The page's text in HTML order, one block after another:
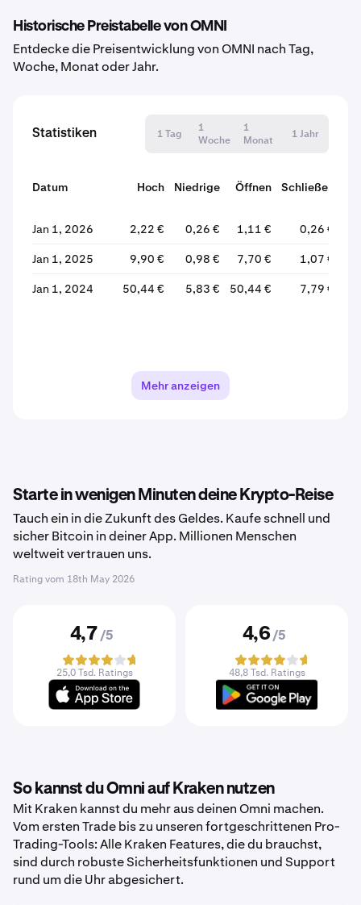
Historische Preistabelle von OMNI
Entdecke die Preisentwicklung von OMNI nach Tag,
Woche, Monat oder Jahr.
Statistiken 1 Tag
1
Woche
1
Monat
1 Jahr
Datum Hoch Niedrige Öffnen
Schließen
Jan 1, 2026
2,22 € 0,26 € 1,11 € 0,26 €
Jan 1, 2025 9,90 € 0,98 € 7,70 € 1,07 €
Jan 1, 2024 50,44 € 5,83 € 50,44 € 7,79 €
Mehr anzeigen
Starte in wenigen Minuten deine Krypto-Reise
Tauch ein in die Zukunft des Geldes. Kaufe schnell und
sicher Bitcoin in deiner App. Millionen Menschen
weltweit vertrauen uns.
Rating vom 18th May 2026
4,7 /5
25,0 Tsd. Ratings
4,6 /5
48,8 Tsd. Ratings
So kannst du Omni auf Kraken nutzen
Mit Kraken kannst du mehr aus deinen Omni machen.
Vom ersten Trade bis zu unseren fortgeschrittenen Pro-
Trading-Tools: Alle Kraken Features, die du brauchst,
sind durch robuste Sicherheitsfunktionen und Support
rund um die Uhr abgesichert.